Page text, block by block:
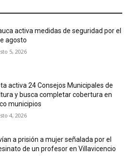
activa medidas de seguridad por el
agosto
5, 2026
activa 24 Consejos Municipales de
y busca completar cobertura en
municipios
4, 2026
a prisión a mujer señalada por el
de un profesor en Villavicencio